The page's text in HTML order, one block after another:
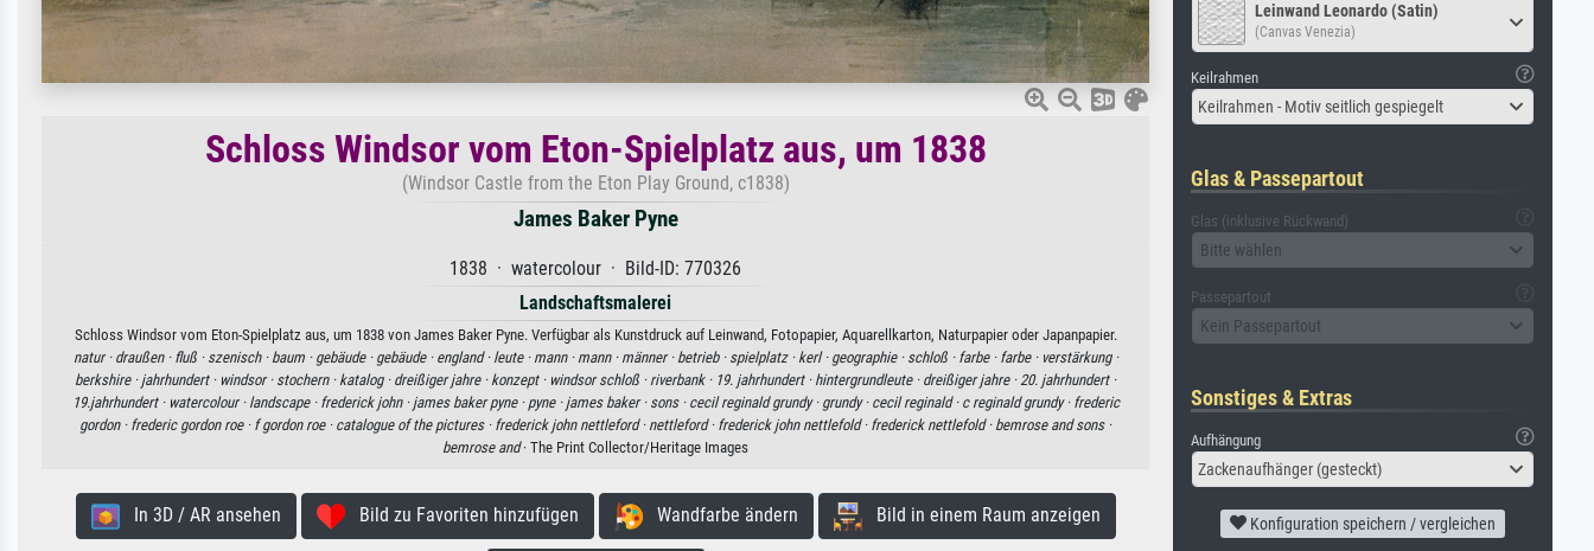
Schloss Windsor vom Eton-Spielplatz aus, um 1838
(Windsor Castle from the Eton Play Ground, c1838)
James Baker Pyne
1838 · watercolour · Bild-ID: 770326
Landschaftsmalerei
Schloss Windsor vom Eton-Spielplatz aus, um 1838 von James Baker Pyne. Verfügbar als Kunstdruck auf Leinwand, Fotopapier, Aquarellkarton, Naturpapier oder Japanpapier.
natur · draußen · fluß · szenisch · baum · gebäude · gebäude · england · leute · mann · mann · männer · betrieb · spielplatz · kerl · geographie · schloß · farbe · farbe · verstärkung ·
berkshire · jahrhundert · windsor · stochern · katalog · dreißiger jahre · konzept · windsor schloß · riverbank · 19. jahrhundert · hintergrundleute · dreißiger jahre ·20. jahrhundert ·
19.jahrhundert · watercolour · landscape · frederick john · james baker pyne · pyne · james baker · sons · cecil reginald grundy · grundy · cecil reginald · c reginald grundy · frederic
gordon · frederic gordon roe · f gordon roe · catalogue of the pictures · frederick john nettleford · nettleford · frederick john nettlefold · frederick nettlefold · bemrose and sons ·
bemrose and· The Print Collector/Heritage Images
In 3D / AR ansehen Bild zu Favoriten hinzufügen Wandfarbe ändern Bild in einem Raum anzeigen
Leinwand Leonardo (Satin)
(Canvas Venezia)
Keilrahmen
Keilrahmen - Motiv seitlich gespiegelt
Glas & Passepartout
Glas (inklusive Rückwand)
Bitte wählen
Passepartout
Kein Passepartout
Sonstiges & Extras
Aufhängung
Zackenaufhänger (gesteckt)
Konfiguration speichern / vergleichen